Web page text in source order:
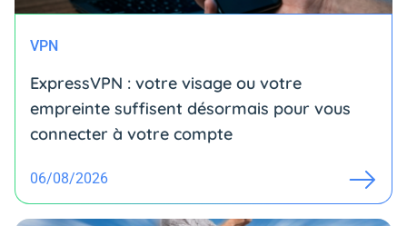
VPN
ExpressVPN : votre visage ou votre
empreinte suffisent désormais pour vous
connecter à votre compte
06/08/2026